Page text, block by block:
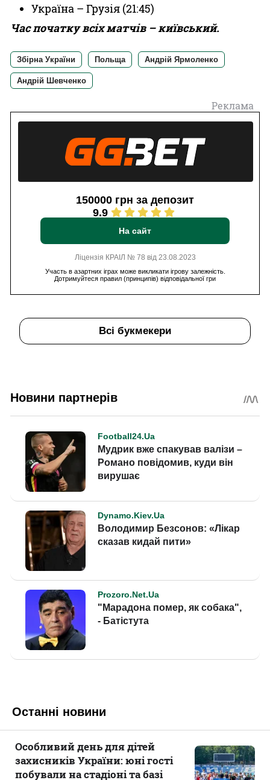
Україна – Грузія (21:45)
Час початку всіх матчів – київський.
Збірна України Польща Андрій Ярмоленко
Андрій Шевченко
Реклама
150000 грн за депозит
9.9
На сайт
Ліцензія КРАІЛ № 78 від 23.08.2023
Участь в азартних іграх може викликати ігрову залежність.
Дотримуйтеся правил (принципів) відповідальної гри
Всі букмекери
Останні новини
Особливий день для дітей
захисників України: юні гості
побували на стадіоні та базі